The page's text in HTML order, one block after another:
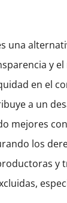
una
y
en el
a un
mejores
los
y